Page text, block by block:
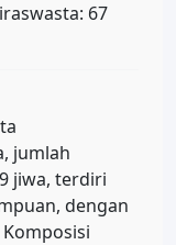
67
jumlah
jiwa, terdiri
dengan